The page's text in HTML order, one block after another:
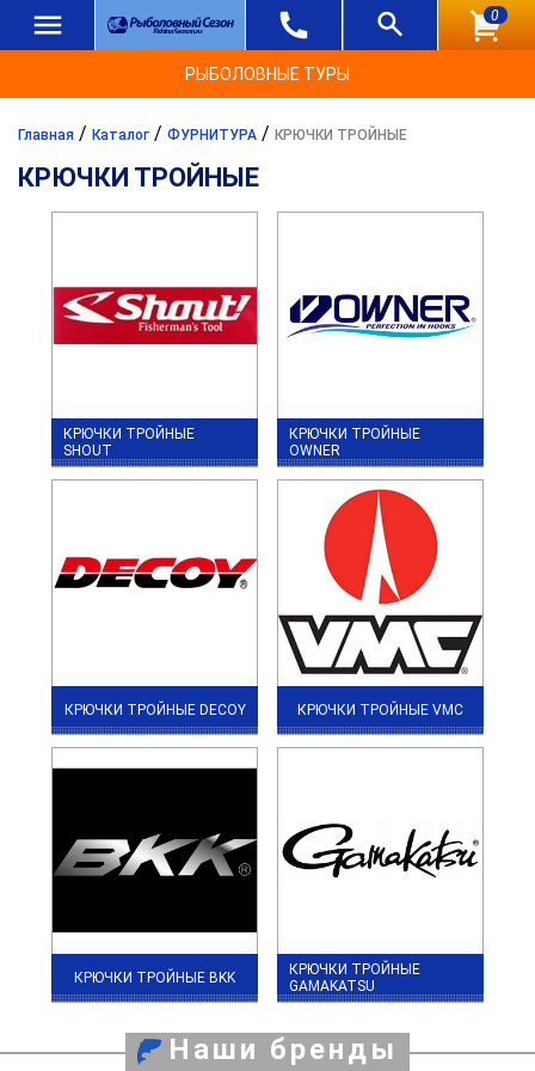
0
РЫБОЛОВНЫЕ ТУРЫ
Главная / Каталог / ФУРНИТУРА / КРЮЧКИ ТРОЙНЫЕ
КРЮЧКИ ТРОЙНЫЕ
КРЮЧКИ ТРОЙНЫЕ
SHOUT
КРЮЧКИ ТРОЙНЫЕ
OWNER
КРЮЧКИ ТРОЙНЫЕ DECOY КРЮЧКИ ТРОЙНЫЕ VMC
КРЮЧКИ ТРОЙНЫЕ BKK
КРЮЧКИ ТРОЙНЫЕ
GAMAKATSU
Наши бренды